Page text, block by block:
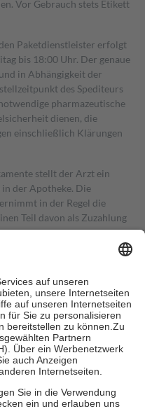
Vor Gebrauch stets Etikett
Paketdienstleister erfolgt
bis 18:00 Uhr. Der genaue
in Abhängigkeit der
des Spediteurs
pharmazeutische
dienen, die
einschließlich Klärungen
stellt der Arzt ein
in der Apotheke. Die
in der Regel die
Teil davon als Zuzahlung
in Höhe von zehn
mehr als die tatsächlichen
für Online-Apotheken.
beträgt die
zehn Euro je
für ihre eigene Gesundheit zu
Familie zu unterstützen,